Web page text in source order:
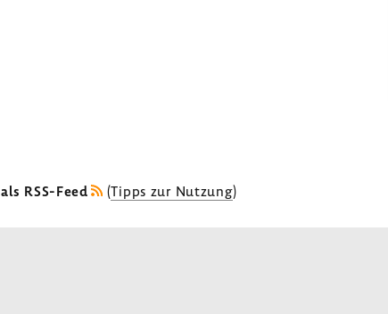
als RSS-Feed (Tipps zur Nutzung)